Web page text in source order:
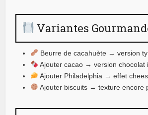
Variantes
Beurre de cacahuète → version
Ajouter cacao → version chocolat
Ajouter Philadelphia → effet
Ajouter biscuits → texture encore